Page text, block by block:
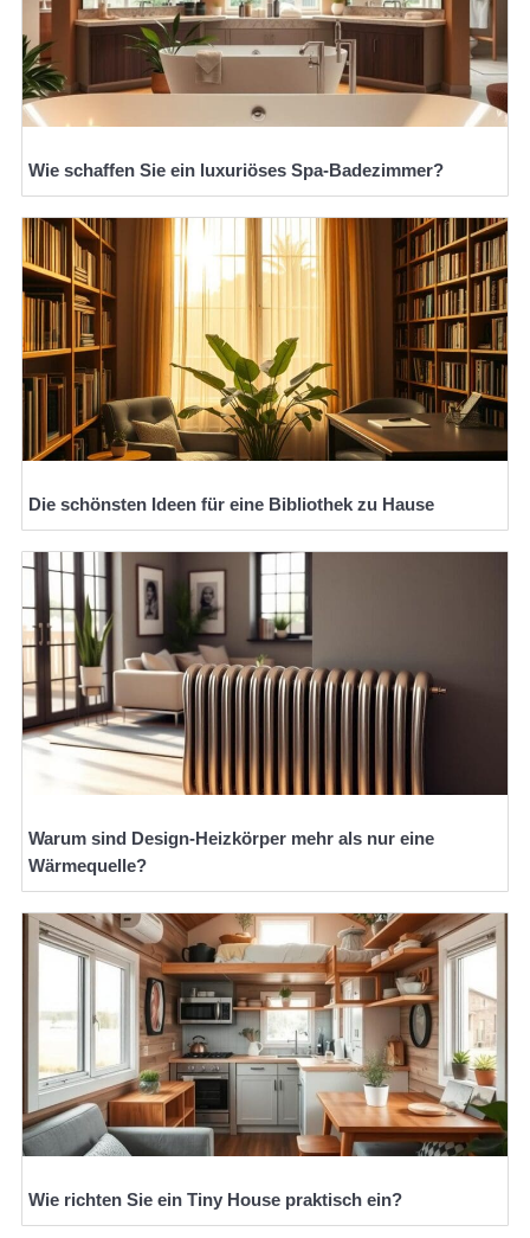
Wie schaffen Sie ein luxuriöses Spa-Badezimmer?
Die schönsten Ideen für eine Bibliothek zu Hause
Warum sind Design-Heizkörper mehr als nur eine
Wärmequelle?
Wie richten Sie ein Tiny House praktisch ein?